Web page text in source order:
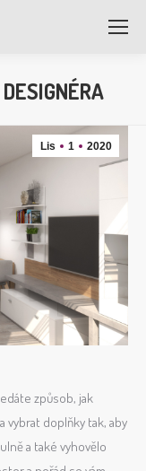
Lis 1 2020
způsob, jak
vybrat doplňky tak, aby
a také vyhovělo